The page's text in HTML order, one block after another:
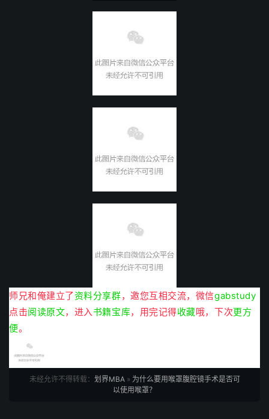
师兄和俺建立了资料分享群，邀您互相交流，微信gabstudy
点击阅读原文，进入书籍宝库，用完记得收藏哦，下次更方
便。
未经允许不得转载： 划界MBA» 为什么要用喉罩腹腔镜手术是否可
以使用喉罩？